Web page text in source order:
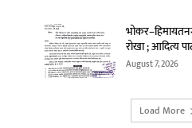
रोखा ; आदित्य
August 7, 2026
Load More